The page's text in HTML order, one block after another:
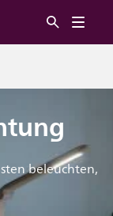
beleuchten,